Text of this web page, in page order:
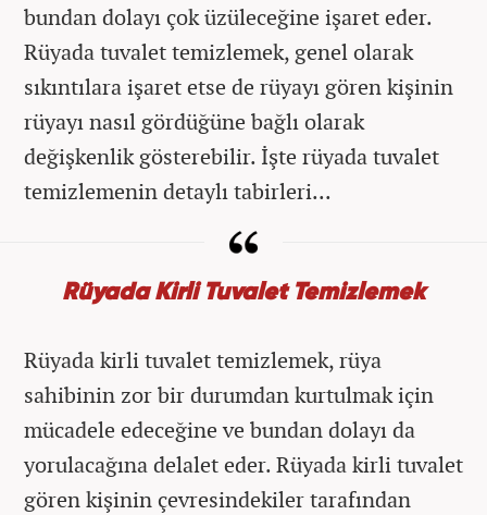
bundan dolayı çok üzüleceğine işaret eder.
Rüyada tuvalet temizlemek, genel olarak
sıkıntılara işaret etse de rüyayı gören kişinin
rüyayı nasıl gördüğüne bağlı olarak
değişkenlik gösterebilir. İşte rüyada tuvalet
temizlemenin detaylı tabirleri...
Rüyada Kirli Tuvalet Temizlemek
Rüyada kirli tuvalet temizlemek, rüya
sahibinin zor bir durumdan kurtulmak için
mücadele edeceğine ve bundan dolayı da
yorulacağına delalet eder. Rüyada kirli tuvalet
gören kişinin çevresindekiler tarafından